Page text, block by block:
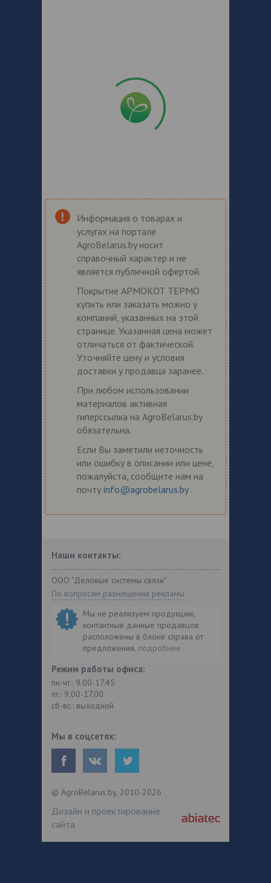
Информация о товарах и
услугах на портале
AgroBelarus.by носит
справочный характер и не
является публичной офертой.
Покрытие АРМОКОТ ТЕРМО
купить или заказать можно у
компаний, указанных на этой
странице. Указанная цена может
отличаться от фактической.
Уточняйте цену и условия
доставки у продавца заранее.
При любом использовании
материалов активная
гиперссылка на AgroBelarus.by
обязательна.
Если Вы заметили неточность
или ошибку в описании или цене,
пожалуйста, сообщите нам на
почту info@agrobelarus.by .
Наши контакты:
ООО "Деловые системы связи"
По вопросам размещения рекламы
Мы не реализуем продукцию,
контактные данные продавцов
расположены в блоке справа от
предложения. подробнее
Режим работы офиса:
пн-чт.: 9.00-17.45
пт.: 9.00-17.00
сб-вс.: выходной
Мы в соцсетях:
© AgroBelarus.by, 2010-2026
Дизайн и проектирование
сайта